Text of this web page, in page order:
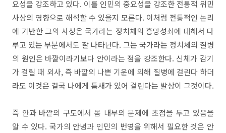
요성을 강조하고 있다. 이를 인민의 중요성을 강조한 전통적 위민
사상의 영향으로 해석할 수 있을지 모른다. 이처럼 전통적인 논리
에 기반한 그의 사상은 국가라는 정치체의 흥망성쇠에 대해서 다
루고 있는 부분에서도 잘 나타난다. 그는 국가라는 정치체의 질병
의 원인은 바깥이라기보다 안이라는 점을 강조한다. 신체가 감기
가 걸릴 때 외사, 즉 바깥의 나쁜 기운에 의해 질병에 걸린다 하더
라도 이것은 결국 나에게 틈새가 있어 걸린다는 발상이 그것이다.
즉 안과 바깥의 구도에서 몸 내부의 문제에 초점을 두고 있음을
알 수 있다. 국가의 안녕과 인민의 번영을 위해서 필요한 것은 안